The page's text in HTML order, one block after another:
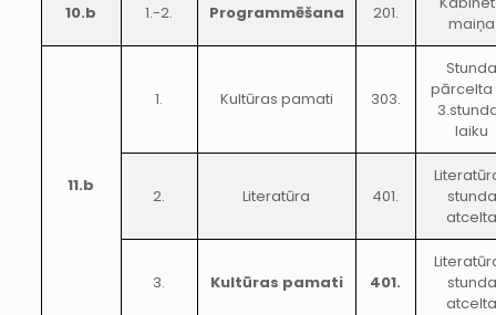
10.b 1.-2. Programmēšana 201.
maiņa
11.b
1. Kultūras pamati 303.
pārcelta
laiku
2. Literatūra 401.
stunda
3. Kultūras pamati 401.
stunda